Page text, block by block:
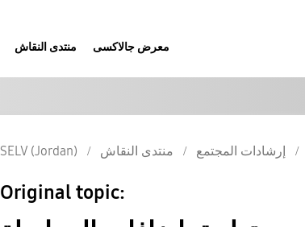
منتدى النقاش معرض جالاكسى
SELV (Jordan) منتدى النقاش إرشادات المجتمع
Original topic: